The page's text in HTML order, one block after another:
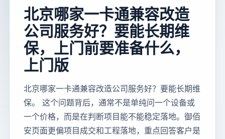
北京哪家一卡通兼容改造
公司服务好？要能长期维
保，上门前要准备什么，
上门版
北京哪家一卡通兼容改造公司服务好？要能长期维
保。 这个问题背后，通常不是单纯问一个设备或
一个价格，而是在判断项目能不能稳定落地。御佰
安页面更偏项目成交和工程落地，重点回答客户是